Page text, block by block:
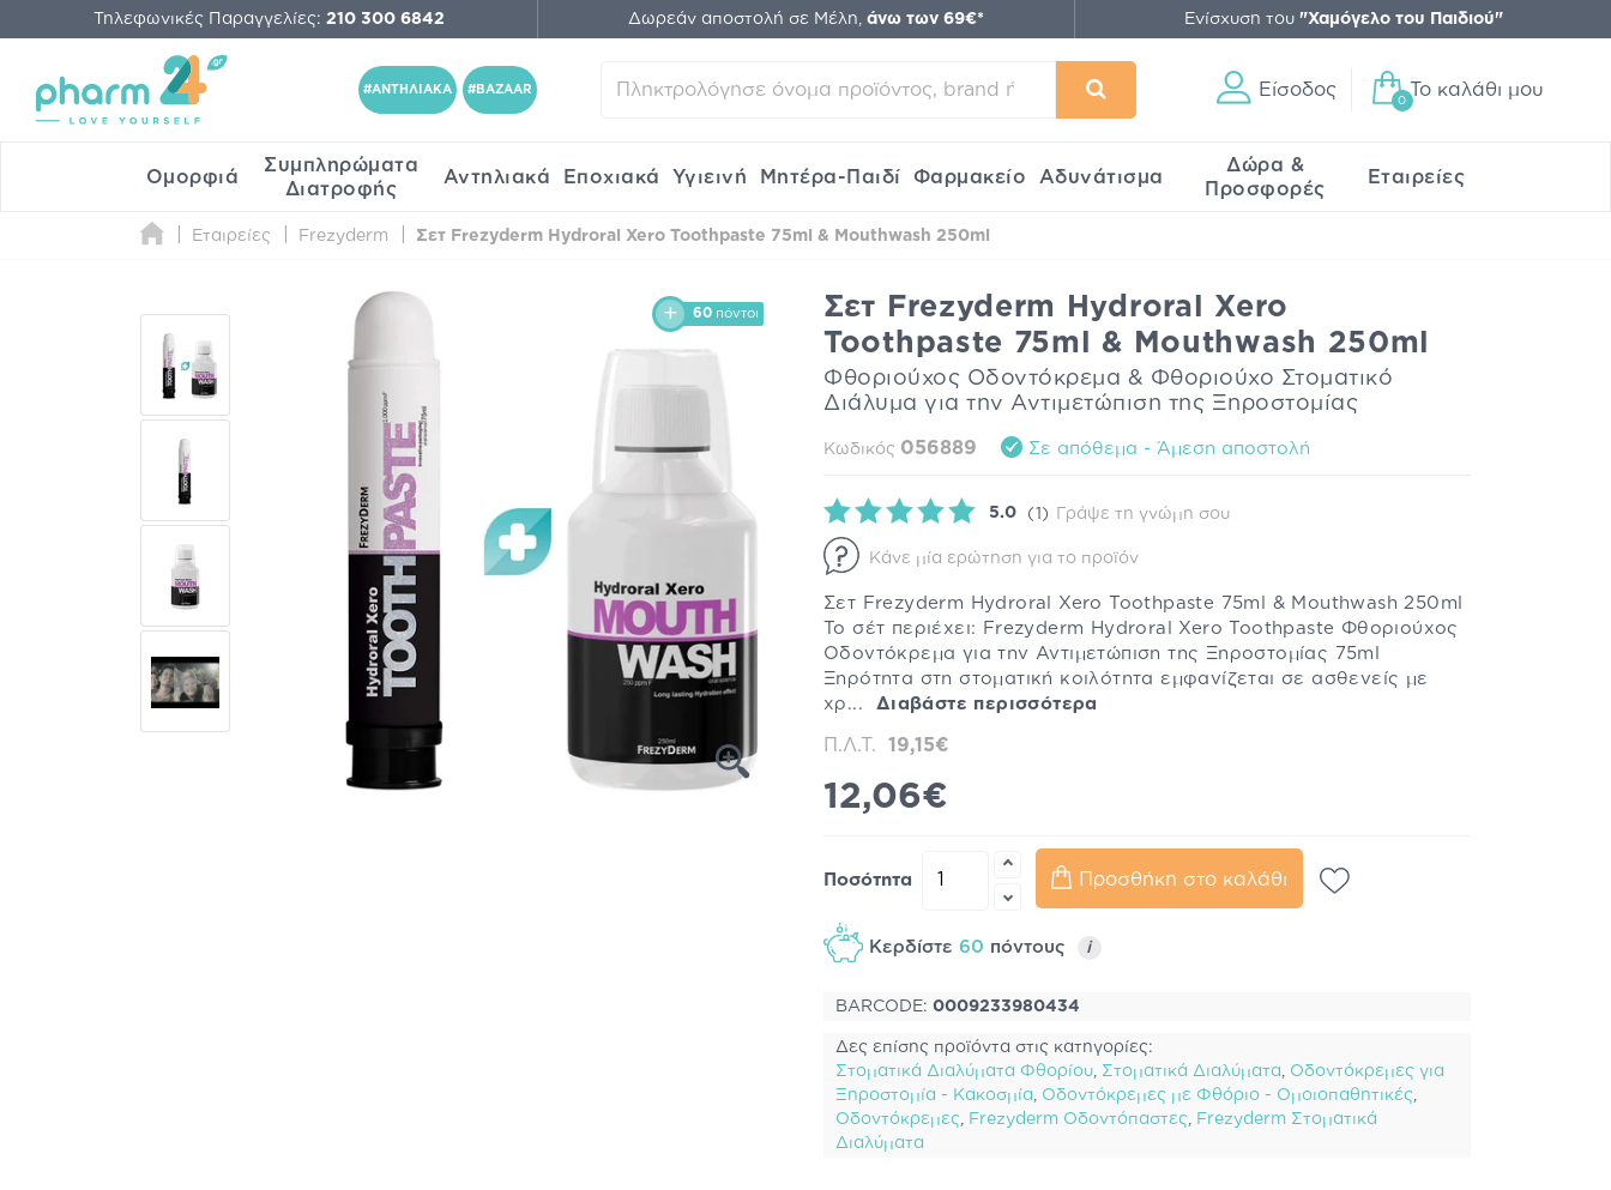
Τηλεφωνικές Παραγγελίες: 210 300 6842 Δωρεάν αποστολή σε Μέλη, άνω των 69€* Ενίσχυση του "Χαμόγελο του Παιδιού"
#ΑΝΤΗΛΙΑΚΑ #BAZAAR Είσοδος
0
Το καλάθι μου
Ομορφιά
Συμπληρώματα
Διατροφής
Αντηλιακά Εποχιακά Υγιεινή Μητέρα-Παιδί Φαρμακείο Αδυνάτισμα
Δώρα &
Προσφορές
Εταιρείες
Εταιρείες Frezyderm Σετ Frezyderm Hydroral Xero Toothpaste 75ml & Mouthwash 250ml
60 πόντοι
Σετ Frezyderm Hydroral Xero
Toothpaste 75ml & Mouthwash 250ml
Φθοριούχος Οδοντόκρεμα & Φθοριούχο Στοματικό
Διάλυμα για την Αντιμετώπιση της Ξηροστομίας
Κωδικός 056889 Σε απόθεμα - Άμεση αποστολή
5.0 (1) Γράψε τη γνώμη σου
Κάνε μία ερώτηση για το προϊόν
Σετ Frezyderm Hydroral Xero Toothpaste 75ml & Mouthwash 250ml
Το σέτ περιέχει: Frezyderm Hydroral Xero Toothpaste Φθοριούχος
Οδοντόκρεμα για την Αντιμετώπιση της Ξηροστομίας 75ml
Ξηρότητα στη στοματική κοιλότητα εμφανίζεται σε ασθενείς με
χρ... Διαβάστε περισσότερα
Π.Λ.Τ. 19,15€
12,06€
Ποσότητα Προσθήκη στο καλάθι
Κερδίστε 60 πόντους i
BARCODE: 0009233980434
Δες επίσης προϊόντα στις κατηγορίες:
Στοματικά Διαλύματα Φθορίου Στοματικά Διαλύματα
Οδοντόκρεμες για
Ξηροστομία - Κακοσμία
Οδοντόκρεμες με Φθόριο - Ομοιoπαθητικές
Οδοντόκρεμες
Frezyderm Οδοντόπαστες
Frezyderm Στοματικά
Διαλύματα